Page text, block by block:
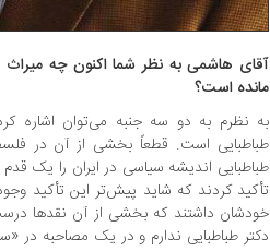
آقای هاشمی به نظر شما اکنون چه میراث
مانده است؟
به نظرم به دو سه جنبه می‌توان اشاره
طباطبایی است. قطعاً بخشی از آن در
طباطبایی اندیشه سیاسی در ایران را یک
تأکید ‌کردند که شاید پیش‌تر این تأکید
خودشان داشتند که بخشی از آن نقدها
دکتر طباطبایی ندارم و در یک مصاحبه در